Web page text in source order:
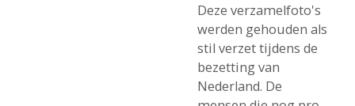
Deze verzamelfoto's
werden gehouden als
stil verzet tijdens de
bezetting van
Nederland. De